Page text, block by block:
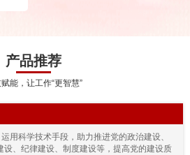
产品推荐
能，让工作“更智慧”
用科学技术手段，助力推进党的政治建设、
设、纪律建设、制度建设等，提高党的建设质